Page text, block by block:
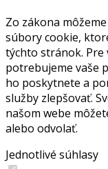
Zo zákona
súbory cookie,
týchto stránok.
potrebujeme vaše
ho poskytnete a
služby zlepšovať.
našom webe
alebo odvolať.
Jednotlivé súhlasy